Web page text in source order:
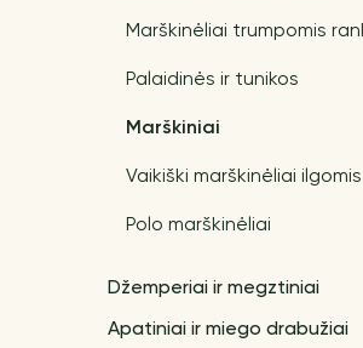
Marškinėliai trumpomis
Palaidinės ir tunikos
Marškiniai
Vaikiški marškinėliai
Polo marškinėliai
Džemperiai ir megztiniai
Apatiniai ir miego drabužiai